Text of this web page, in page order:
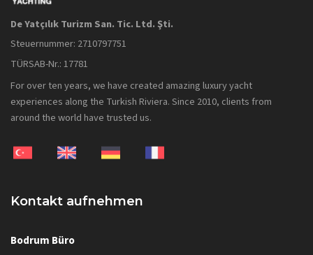
De Yatçılık Turizm San. Tic. Ltd. Şti.
Steuernummer: 2710797751
TÜRSAB-Nr.: 17781
For over ten years, we have created amazing luxury yacht
experiences along the Turkish Riviera. Since 2010, clients from
around the world have trusted us.
Kontakt aufnehmen
Bodrum Büro